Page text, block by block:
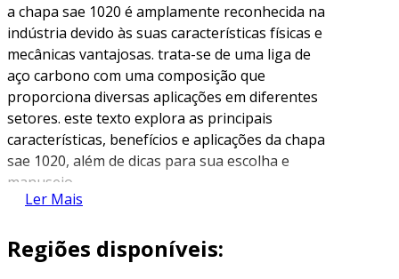
a chapa sae 1020 é amplamente reconhecida na
indústria devido às suas características físicas e
mecânicas vantajosas. trata-se de uma liga de
aço carbono com uma composição que
proporciona diversas aplicações em diferentes
setores. este texto explora as principais
características, benefícios e aplicações da chapa
sae 1020, além de dicas para sua escolha e
manuseio.
a chapa sae 1020 é um aço carbono com teor
Ler Mais
Regiões disponíveis: